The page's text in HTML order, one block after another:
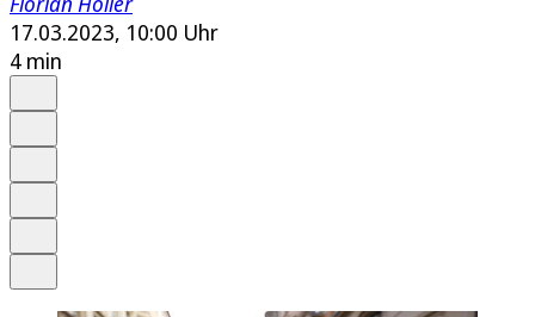
17.03.2023, 10:00 Uhr
4 min